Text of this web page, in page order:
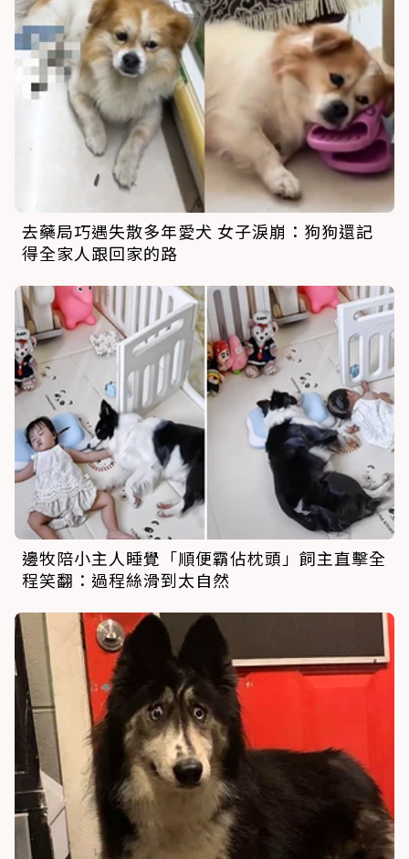
去藥局巧遇失散多年愛犬 女子淚崩：狗狗還記
得全家人跟回家的路
邊牧陪小主人睡覺「順便霸佔枕頭」飼主直擊全
程笑翻：過程絲滑到太自然